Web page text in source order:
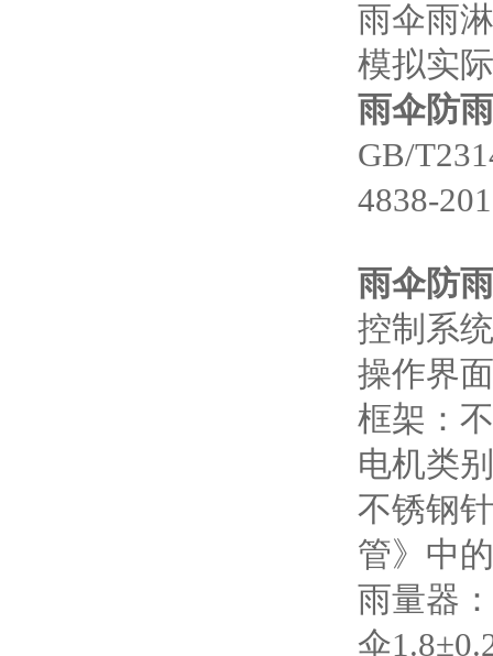
雨伞雨
模拟实
雨伞防
GB/
4838-
雨伞防
控制系
操作界
框架：
电机类
不锈钢
管》中
雨量器
伞